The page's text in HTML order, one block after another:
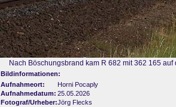
Nach Böschungsbrand kam R 682 mit 362 165
Bildinformationen:
Aufnahmeort:
Horni Pocaply
Aufnahmedatum: 25.05.2026
Fotograf/Urheber:Jörg Flecks